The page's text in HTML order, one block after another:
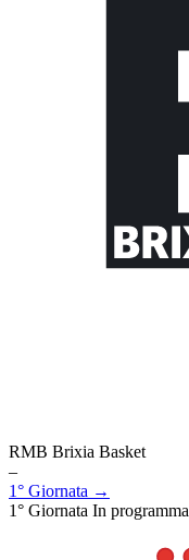
RMB Brixia Basket
–
1° Giornata →
1° Giornata In programma